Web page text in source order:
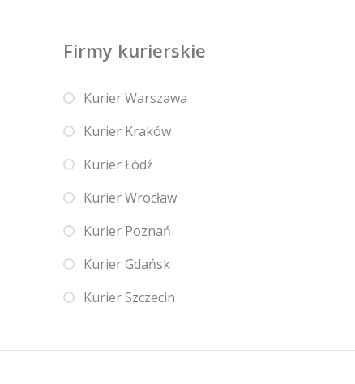
Firmy kurierskie
Kurier Warszawa
Kurier Kraków
Kurier Łódź
Kurier Wrocław
Kurier Poznań
Kurier Gdańsk
Kurier Szczecin